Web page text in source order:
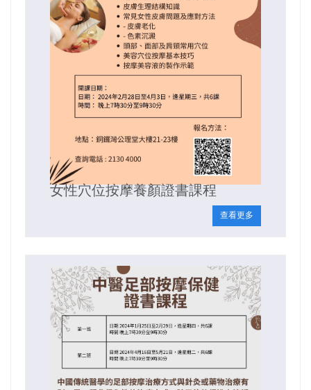
女性穴位按摩養顏證書課程
查看更多